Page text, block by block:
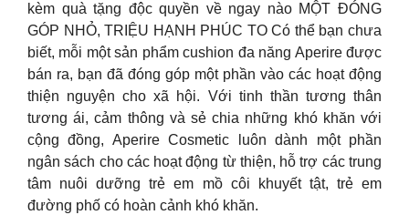
kèm quà tặng độc quyền về ngay nào MỘT ĐÓNG
GÓP NHỎ, TRIỆU HẠNH PHÚC TO Có thể bạn chưa
biết, mỗi một sản phẩm cushion đa năng Aperire được
bán ra, bạn đã đóng góp một phần vào các hoạt động
thiện nguyện cho xã hội. Với tinh thần tương thân
tương ái, cảm thông và sẻ chia những khó khăn với
cộng đồng, Aperire Cosmetic luôn dành một phần
ngân sách cho các hoạt động từ thiện, hỗ trợ các trung
tâm nuôi dưỡng trẻ em mồ côi khuyết tật, trẻ em
đường phố có hoàn cảnh khó khăn.